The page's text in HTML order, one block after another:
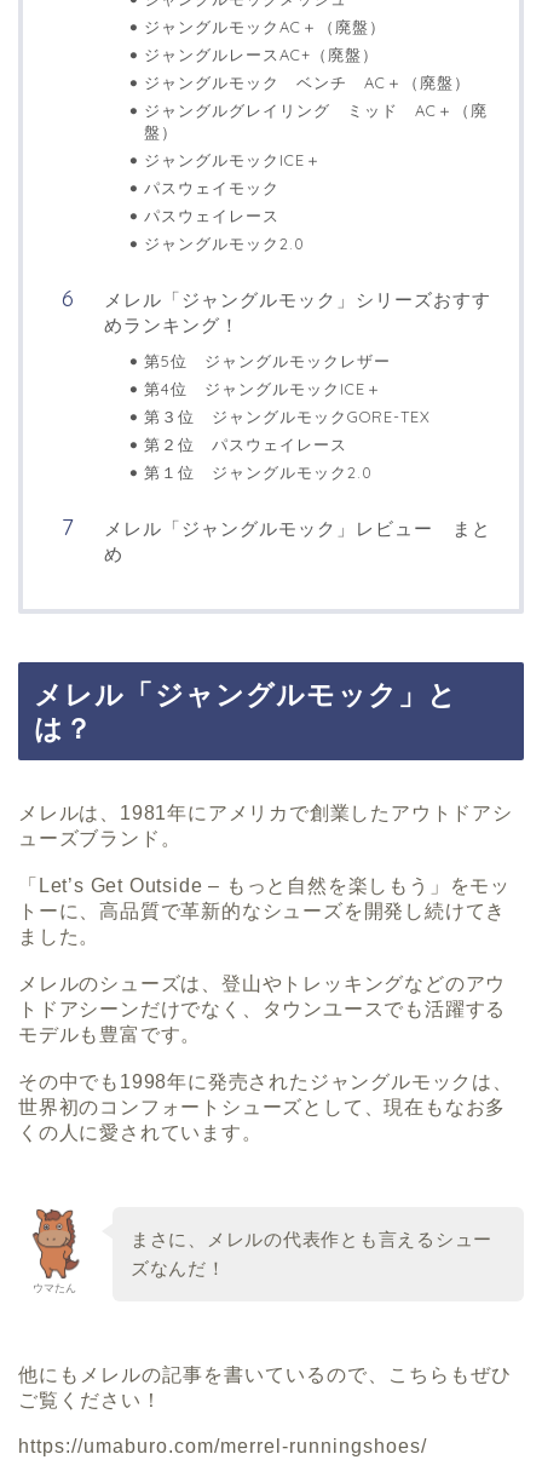
ジャングルモックAC＋（廃盤）
ジャングルレースAC+（廃盤）
ジャングルモック ベンチ AC＋（廃盤）
ジャングルグレイリング ミッド AC＋（廃
盤）
ジャングルモックICE＋
パスウェイモック
パスウェイレース
ジャングルモック2.0
メレル「ジャングルモック」シリーズおすす
めランキング！
第5位 ジャングルモックレザー
第4位 ジャングルモックICE＋
第３位 ジャングルモックGORE-TEX
第２位 パスウェイレース
第１位 ジャングルモック2.0
メレル「ジャングルモック」レビュー まと
め
メレル「ジャングルモック」と
は？
メレルは、1981年にアメリカで創業したアウトドアシ
ューズブランド。
「Let’s Get Outside – もっと自然を楽しもう」をモッ
トーに、高品質で革新的なシューズを開発し続けてき
ました。
メレルのシューズは、登山やトレッキングなどのアウ
トドアシーンだけでなく、タウンユースでも活躍する
モデルも豊富です。
その中でも1998年に発売されたジャングルモックは、
世界初のコンフォートシューズとして、現在もなお多
くの人に愛されています。
ウマたん
まさに、メレルの代表作とも言えるシュー
ズなんだ！
他にもメレルの記事を書いているので、こちらもぜひ
ご覧ください！
https://umaburo.com/merrel-runningshoes/